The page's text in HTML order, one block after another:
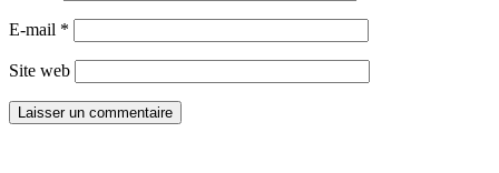
E-mail *
Site web